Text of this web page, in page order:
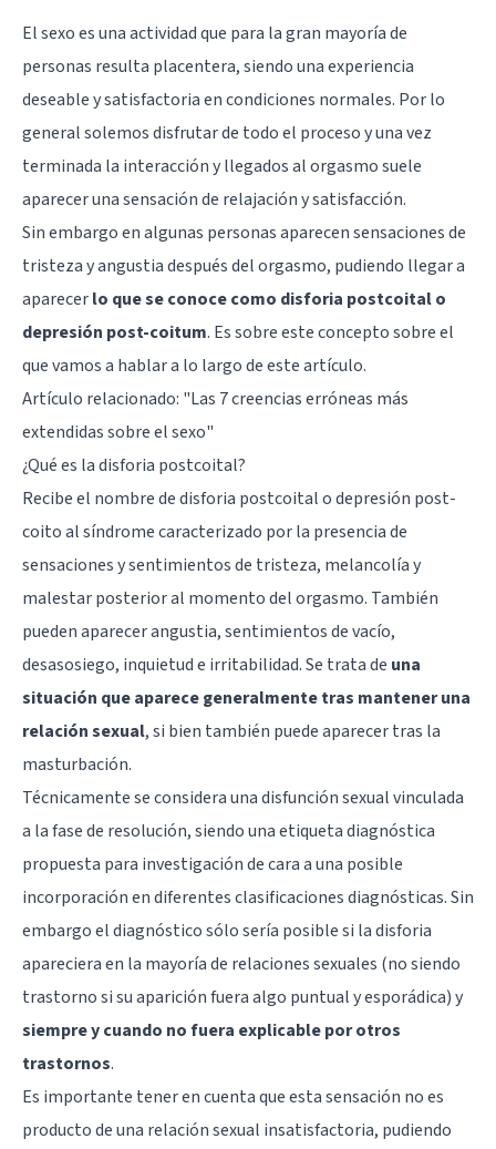
El sexo es una actividad que para la gran mayoría de
personas resulta placentera, siendo una experiencia
deseable y satisfactoria en condiciones normales. Por lo
general solemos disfrutar de todo el proceso y una vez
terminada la interacción y llegados al orgasmo suele
aparecer una sensación de relajación y satisfacción.
Sin embargo en algunas personas aparecen sensaciones de
tristeza y angustia después del orgasmo, pudiendo llegar a
aparecerlo que se conoce como disforia postcoital o
depresión post-coitum. Es sobre este concepto sobre el
que vamos a hablar a lo largo de este artículo.
Artículo relacionado: "Las 7 creencias erróneas más
extendidas sobre el sexo"
¿Qué es la disforia postcoital?
Recibe el nombre de disforia postcoital o depresión post-
coito al síndrome caracterizado por la presencia de
sensaciones y sentimientos de tristeza, melancolía y
malestar posterior al momento del orgasmo. También
pueden aparecer angustia, sentimientos de vacío,
desasosiego, inquietud e irritabilidad. Se trata de una
situación que aparece generalmente tras mantener una
relación sexual, si bien también puede aparecer tras la
masturbación.
Técnicamente se considera una disfunción sexual vinculada
a la fase de resolución, siendo una etiqueta diagnóstica
propuesta para investigación de cara a una posible
incorporación en diferentes clasificaciones diagnósticas. Sin
embargo el diagnóstico sólo sería posible si la disforia
apareciera en la mayoría de relaciones sexuales (no siendo
trastorno si su aparición fuera algo puntual y esporádica) y
siempre y cuando no fuera explicable por otros
trastornos.
Es importante tener en cuenta que esta sensación no es
producto de una relación sexual insatisfactoria, pudiendo